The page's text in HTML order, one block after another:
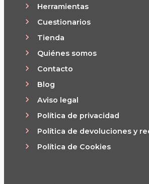
Herramientas
Cuestionarios
Tienda
Quiénes somos
Contacto
Blog
Aviso legal
Política de privacidad
Política de devoluciones y
Política de Cookies